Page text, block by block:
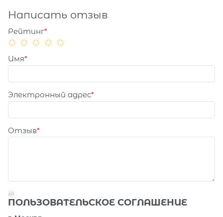
Написать отзыв
Рейтинг
Имя
Электронный адрес
Отзыв
ПОЛЬЗОВАТЕЛЬСКОЕ СОГЛАШЕНИЕ